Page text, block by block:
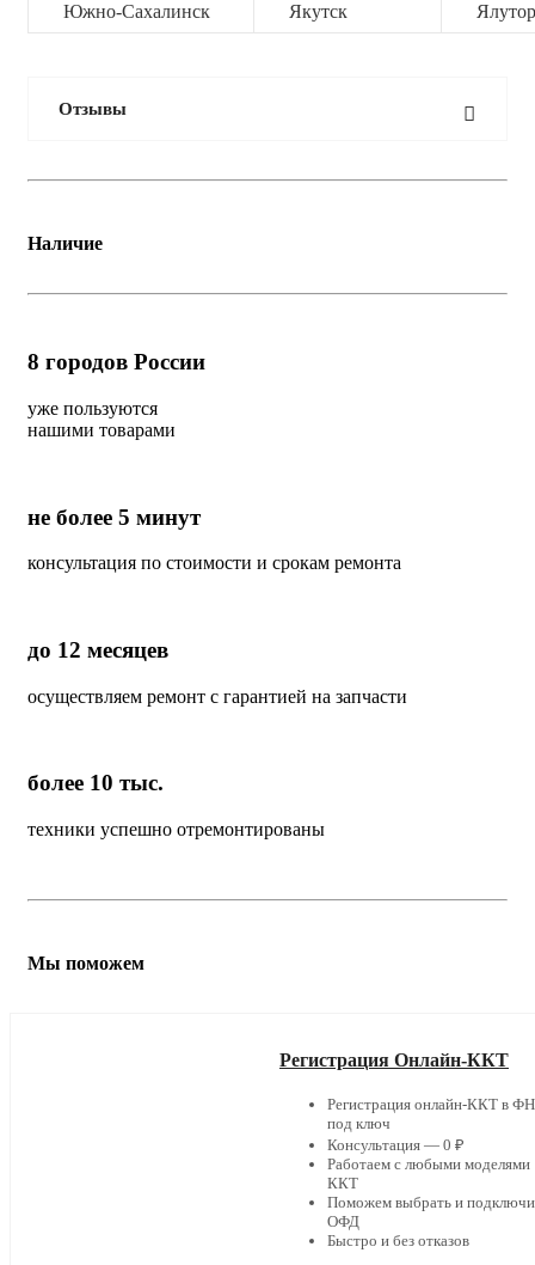
Южно-Сахалинск Якутск
Отзывы
Наличие
8 городов России
уже пользуются
нашими товарами
не более 5 минут
консультация по стоимости и срокам ремонта
до 12 месяцев
осуществляем ремонт с гарантией на запчасти
более 10 тыс.
техники успешно отремонтированы
Мы поможем
Регистрация Онлайн-ККТ
Регистрация онлайн-ККТ в
под ключ
Консультация — 0 ₽
Работаем с любыми моделями
ККТ
Поможем выбрать и
ОФД
Быстро и без отказов